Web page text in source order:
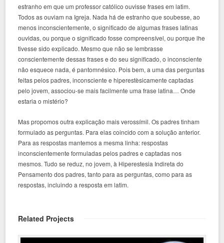
estranho em que um professor católico ouvisse frases em latim.
Todos as ouviam na Igreja. Nada há de estranho que soubesse, ao
menos inconscientemente, o significado de algumas frases latinas
ouvidas, ou porque o significado fosse compreensível, ou porque lhe
tivesse sido explicado. Mesmo que não se lembrasse
conscientemente dessas frases e do seu significado, o inconsciente
não esquece nada, é pantomnésico. Pois bem, a uma das perguntas
feitas pelos padres, inconsciente e hiperestèsicamente captadas
pelo jovem, associou-se mais facilmente uma frase latina… Onde
estaria o mistério?
Mas propomos outra explicação mais verossímil. Os padres tinham
formulado as perguntas. Para elas coincido com a solução anterior.
Para as respostas mantemos a mesma linha: respostas
inconscientemente formuladas pelos padres e captadas nos
mesmos. Tudo se reduz, no jovem, à Hiperestesia Indireta do
Pensamento dos padres, tanto para as perguntas, como para as
respostas, incluindo a resposta em latim.
Related Projects